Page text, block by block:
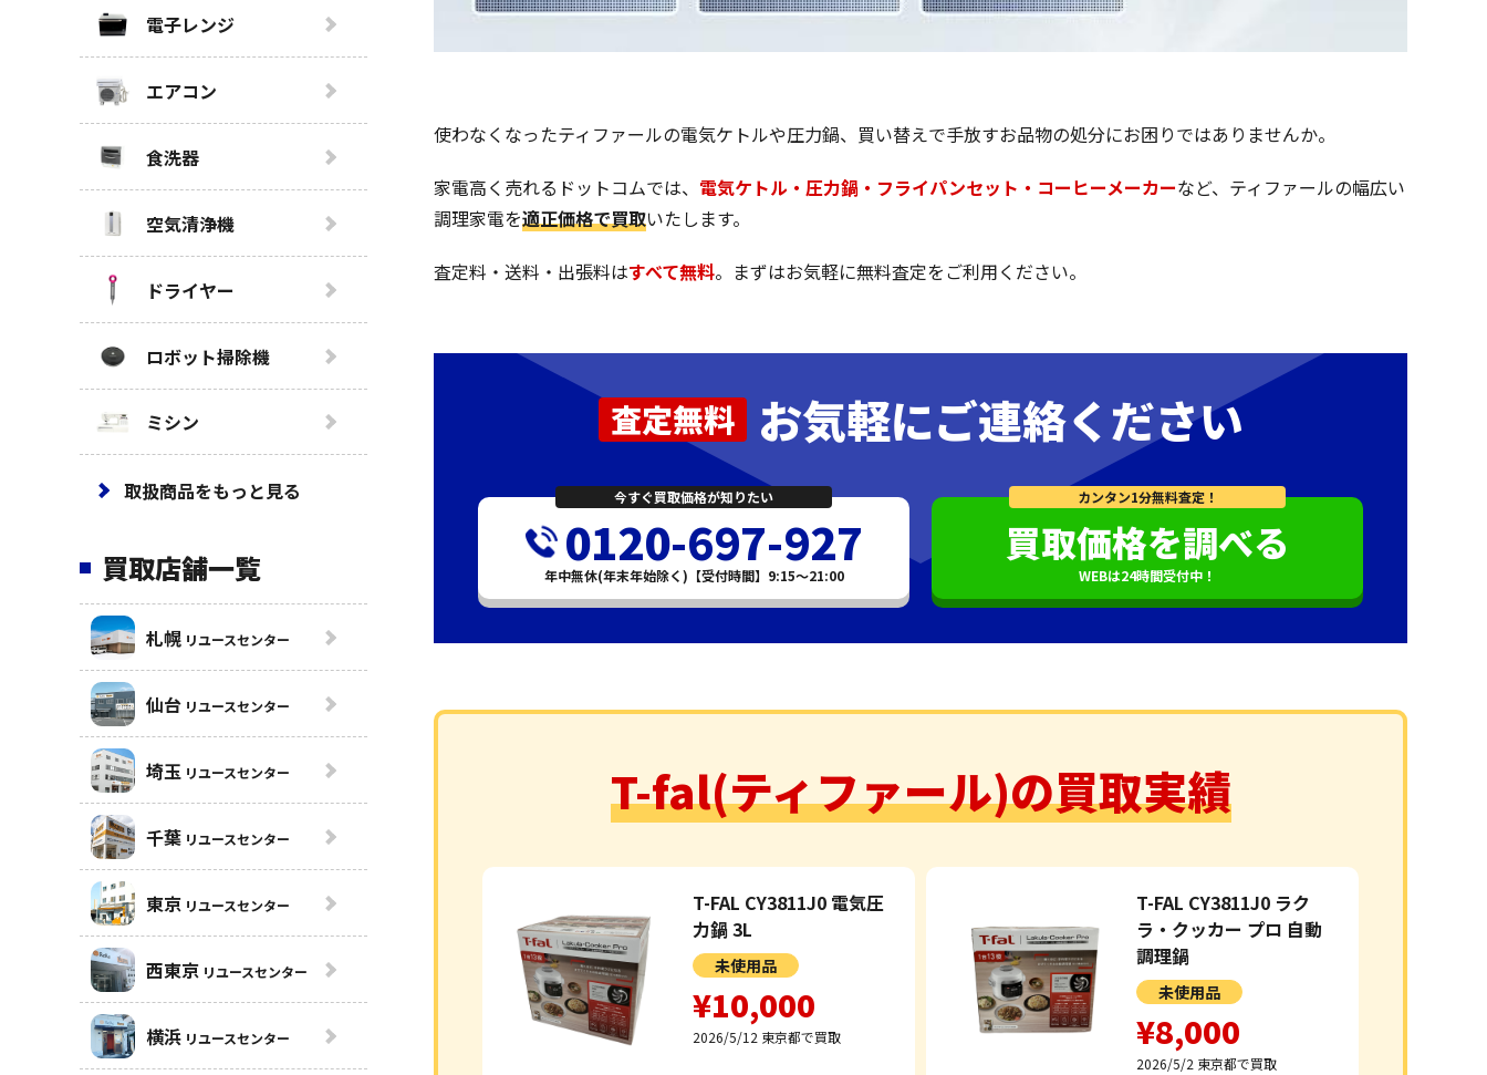
使わなくなったティファールの電気ケトルや圧力鍋、買い替えで手放すお品物の処分にお困りではありませんか。
家電高く売れるドットコムでは、 電気ケトル・圧力鍋・フライパンセット・コーヒーメーカーなど、ティファールの幅広い
調理家電を適正価格で買取いたします。
査定料・送料・出張料はすべて無料。まずはお気軽に無料査定をご利用ください。
査定無料 お気軽にご連絡ください
今すぐ買取価格が知りたい
0120-697-927
年中無休(年末年始除く)【受付時間】9:15～21:00
カンタン1分無料査定！
買取価格を調べる
WEBは24時間受付中！
T-fal(ティファール)の買取実績
T-FAL CY3811J0 電気圧
力鍋 3L
未使用品
¥10,000
2026/5/12 東京都で買取
T-FAL CY3811J0 ラク
ラ・クッカー プロ 自動
調理鍋
未使用品
¥8,000
2026/5/2 東京都で買取
電子レンジ
エアコン
食洗器
空気清浄機
ドライヤー
ロボット掃除機
ミシン
取扱商品をもっと見る
買取店舗一覧
札幌 リユースセンター
仙台 リユースセンター
埼玉 リユースセンター
千葉 リユースセンター
東京 リユースセンター
西東京 リユースセンター
横浜 リユースセンター